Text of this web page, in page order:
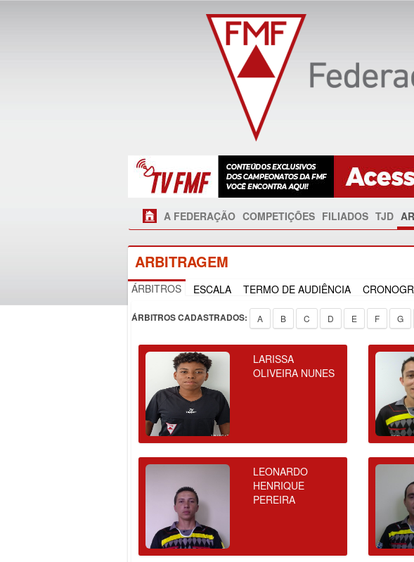
A FEDERAÇÃO COMPETIÇÕES FILIADOS TJD
ARBITRAGEM
ÁRBITROS ESCALA TERMO DE AUDIÊNCIA
ÁRBITROS CADASTRADOS: A B C D E F G
LARISSA
OLIVEIRA NUNES
LEONARDO
HENRIQUE
PEREIRA